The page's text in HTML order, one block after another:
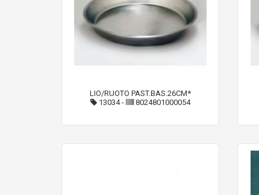
LIO/RUOTO PAST.BAS.26CM*
13034- 8024801000054